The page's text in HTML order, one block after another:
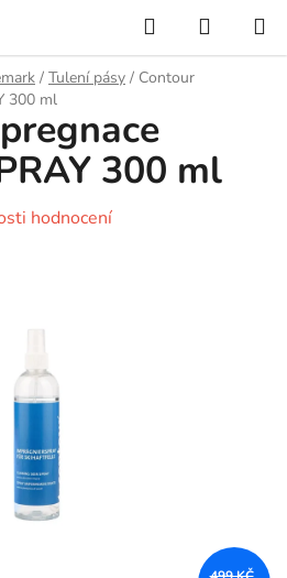
Hledat
KOŠÍK
/ Tulení pásy / Contour
300 ml
300 ml
hodnocení